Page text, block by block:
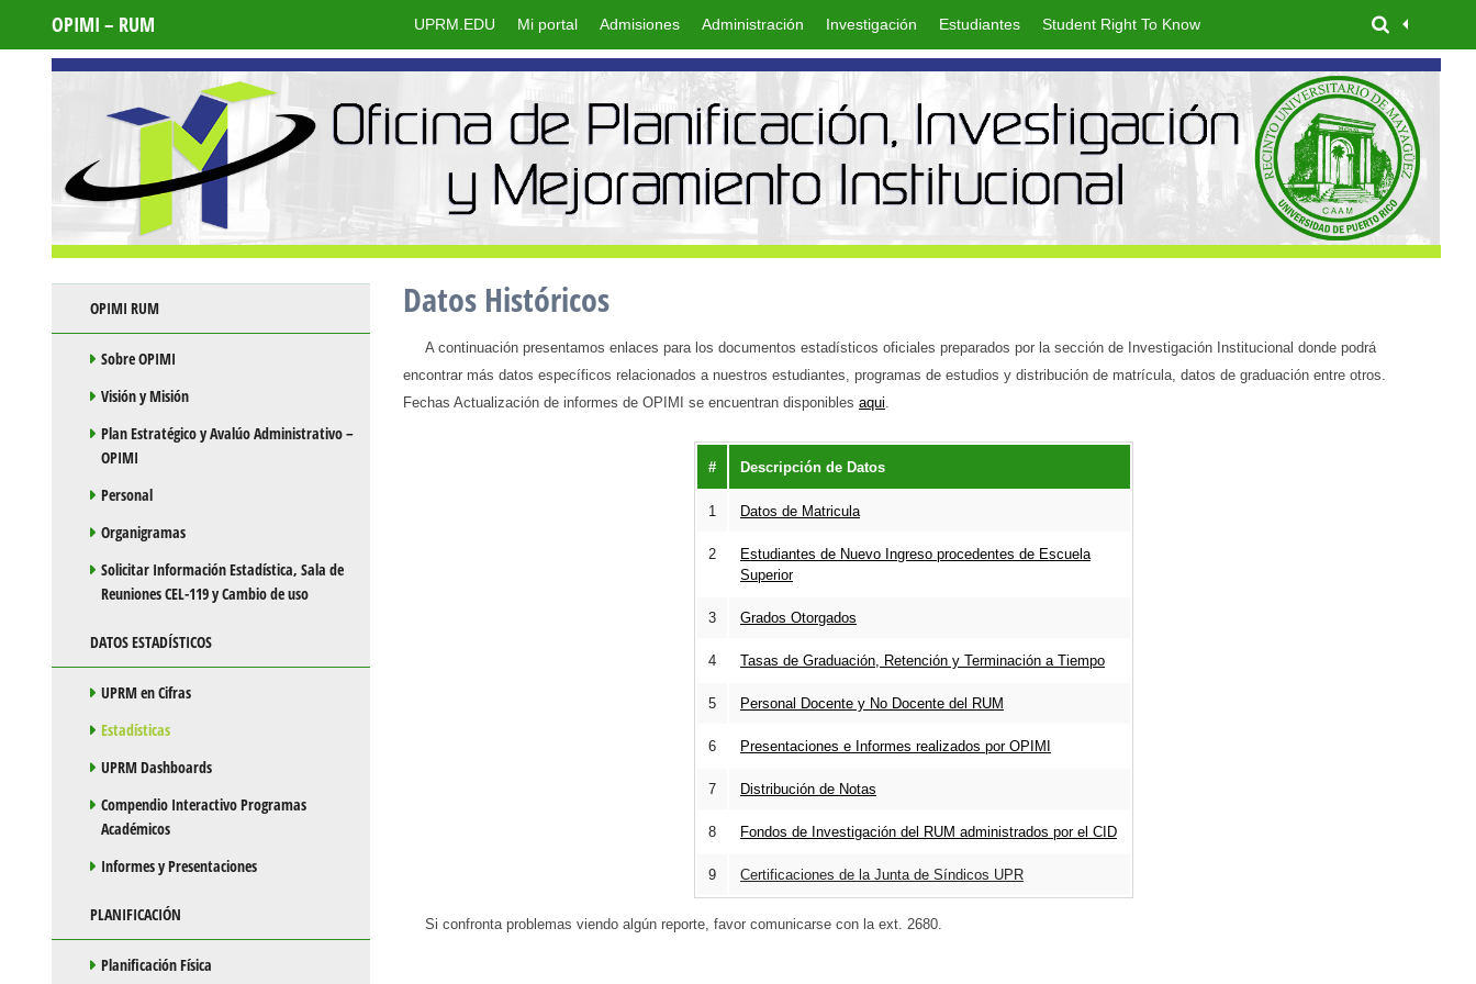
OPIMI – RUM UPRM.EDU Mi portal Admisiones Administración Investigación Estudiantes Student Right To Know
Datos Históricos
A continuación presentamos enlaces para los documentos estadísticos oficiales preparados por la sección de Investigación Institucional donde podrá
encontrar más datos específicos relacionados a nuestros estudiantes, programas de estudios y distribución de matrícula, datos de graduación entre otros.
Fechas Actualización de informes de OPIMI se encuentran disponibles aqui.
# Descripción de Datos
1 Datos de Matricula
2
Estudiantes de Nuevo Ingreso procedentes de Escuela
Superior
3 Grados Otorgados
4 Tasas de Graduación, Retención y Terminación a Tiempo
5 Personal Docente y No Docente del RUM
6 Presentaciones e Informes realizados por OPIMI
7 Distribución de Notas
8 Fondos de Investigación del RUM administrados por el CID
9 Certificaciones de la Junta de Síndicos UPR
Si confronta problemas viendo algún reporte, favor comunicarse con la ext. 2680.
OPIMI RUM
Sobre OPIMI
Visión y Misión
Plan Estratégico y Avalúo Administrativo –
OPIMI
Personal
Organigramas
Solicitar Información Estadística, Sala de
Reuniones CEL-119 y Cambio de uso
DATOS ESTADÍSTICOS
UPRM en Cifras
Estadísticas
UPRM Dashboards
Compendio Interactivo Programas
Académicos
Informes y Presentaciones
PLANIFICACIÓN
Planificación Física